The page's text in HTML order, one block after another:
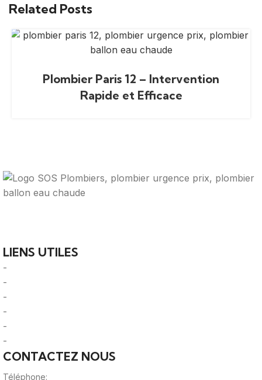
Related Posts
Plombier Paris 12 – Intervention
Rapide et Efficace
LIENS UTILES
-
-
-
-
-
-
CONTACTEZ NOUS
Téléphone: